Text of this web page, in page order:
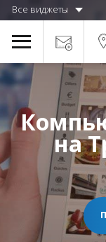
Все виджеты
на